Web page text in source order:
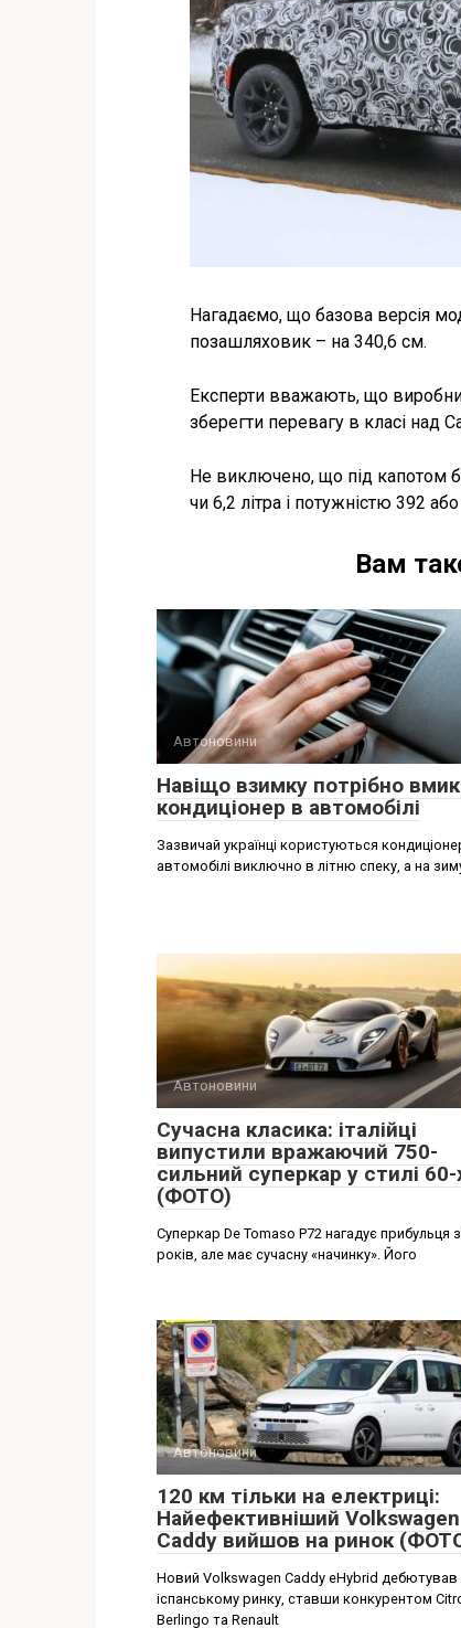
Нагадаємо, що базова версія
позашляховик – на 340,6 см.
Експерти вважають, що
зберегти перевагу в класі над
Не виключено, що під капотом
чи 6,2 літра і потужністю 392
Вам
Автоновини
Навіщо взимку потрібно
кондиціонер в автомобілі
Зазвичай українці користуються
автомобілі виключно в літню спеку, а на
Автоновини
Сучасна класика: італійці
випустили вражаючий 750-
сильний суперкар у стилі 60-
(ФОТО)
Суперкар De Tomaso P72 нагадує прибульця
років, але має сучасну «начинку». Його
Автоновини
120 км тільки на електриці:
Найефективніший Volkswagen
Caddy вийшов на ринок
Новий Volkswagen Caddy eHybrid дебютував
іспанському ринку, ставши конкурентом
Berlingo та Renault